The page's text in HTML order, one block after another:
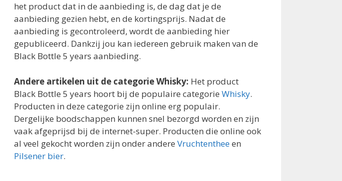
het product dat in de aanbieding is, de dag dat je de
aanbieding gezien hebt, en de kortingsprijs. Nadat de
aanbieding is gecontroleerd, wordt de aanbieding hier
gepubliceerd. Dankzij jou kan iedereen gebruik maken van de
Black Bottle 5 years aanbieding.
Andere artikelen uit de categorie Whisky: Het product
Black Bottle 5 years hoort bij de populaire categorie Whisky.
Producten in deze categorie zijn online erg populair.
Dergelijke boodschappen kunnen snel bezorgd worden en zijn
vaak afgeprijsd bij de internet-super. Producten die online ook
al veel gekocht worden zijn onder andere Vruchtentheeen
Pilsener bier.